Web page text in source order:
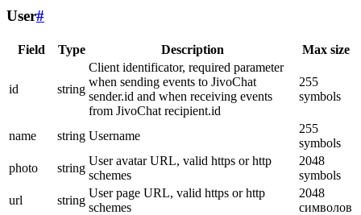
User#
Field Type Description Max size
id string
Client identificator, required parameter
when sending events to JivoChat
sender.id and when receiving events
from JivoChat recipient.id
255
symbols
name string Username
255
symbols
photo
string
User avatar URL, valid https or http
schemes
2048
symbols
url
string
User page URL, valid https or http
schemes
2048
символов